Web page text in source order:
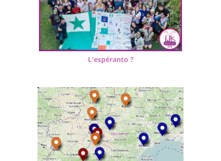
L'espéranto ?